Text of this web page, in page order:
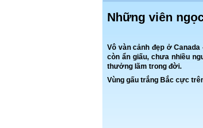
Những viên
Vô vàn cảnh đẹp ở
còn ẩn giấu, chưa nhiều
thưởng lãm trong đời.
Vùng gấu trắng Bắc cực